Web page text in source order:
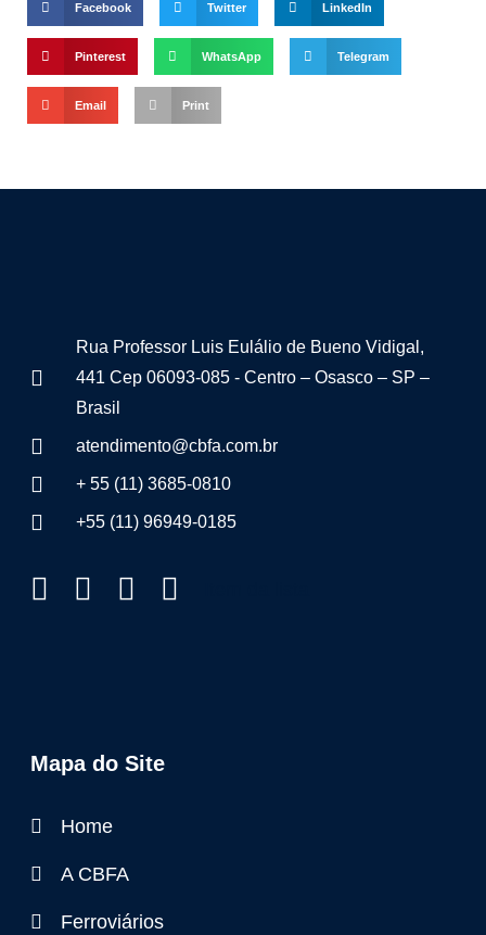
Facebook Twitter LinkedIn
Pinterest WhatsApp Telegram
Email Print
Rua Professor Luis Eulálio de Bueno Vidigal,
441 Cep 06093-085 - Centro – Osasco – SP –
Brasil
atendimento@cbfa.com.br
+ 55 (11) 3685-0810
+55 (11) 96949-0185
Mapa do Site
Home
A CBFA
Ferroviários